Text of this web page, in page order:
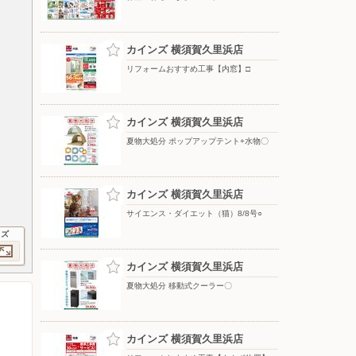
カインズ 横須賀久里浜店
リフォームおすすめ工事【内窓】□
カインズ 横須賀久里浜店
夏物大処分 ポップアップテント+水物〇
カインズ 横須賀久里浜店
サイエンス・ダイエット（猫）8/8号○
カインズ 横須賀久里浜店
夏物大処分 移動式クーラー〇
カインズ 横須賀久里浜店